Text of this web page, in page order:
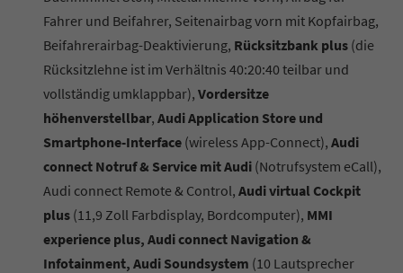
Fahrer und Beifahrer, Seitenairbag vorn mit Kopfairbag,
Beifahrerairbag-Deaktivierung, Rücksitzbank plus (die
Rücksitzlehne ist im Verhältnis 40:20:40 teilbar und
vollständig umklappbar), Vordersitze
höhenverstellbar, Audi Application Store und
Smartphone-Interface (wireless App-Connect), Audi
connect Notruf & Service mit Audi (Notrufsystem eCall),
Audi connect Remote & Control, Audi virtual Cockpit
plus (11,9 Zoll Farbdisplay, Bordcomputer), MMI
experience plus, Audi connect Navigation &
Infotainment, Audi Soundsystem (10 Lautsprecher